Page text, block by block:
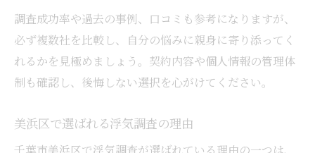
調査成功率や過去の事例、口コミも参考になりますが、
必ず複数社を比較し、自分の悩みに親身に寄り添ってく
れるかを見極めましょう。契約内容や個人情報の管理体
制も確認し、後悔しない選択を心がけてください。
美浜区で選ばれる浮気調査の理由